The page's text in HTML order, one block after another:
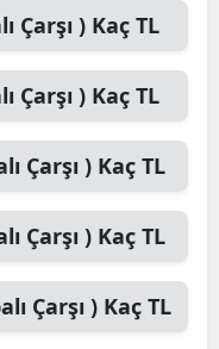
Çarşı )Kaç TL
Çarşı )Kaç TL
Çarşı )Kaç TL
Çarşı )Kaç TL
Çarşı )Kaç TL